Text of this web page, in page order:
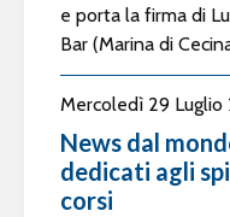
e porta la firma di
Bar (Marina di
Mercoledì 29
News dal
dedicati agli
corsi